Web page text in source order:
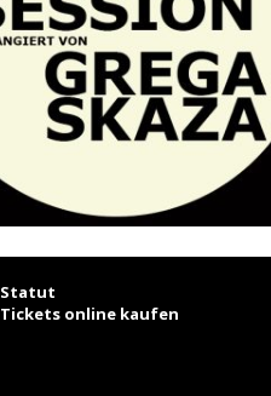
Statut
Tickets online kaufen